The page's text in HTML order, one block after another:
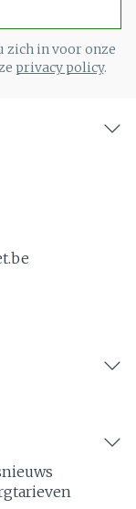
in voor onze
privacy policy.